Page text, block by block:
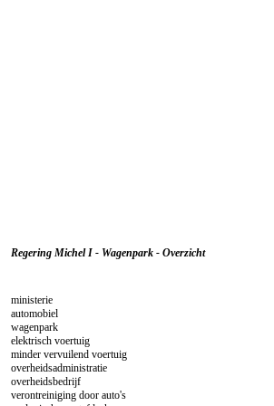
Regering Michel I - Wagenpark - Overzicht
ministerie
automobiel
wagenpark
elektrisch voertuig
minder vervuilend voertuig
overheidsadministratie
overheidsbedrijf
verontreiniging door auto's